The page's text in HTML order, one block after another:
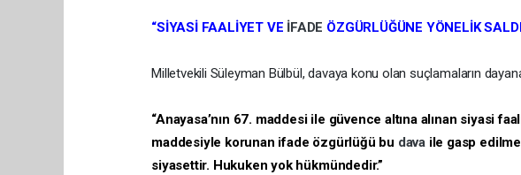
“SİYASİ FAALİYET VE İFADE ÖZGÜRLÜĞÜNE YÖNELİK
Milletvekili Süleyman Bülbül, davaya konu olan suçlamaların
“Anayasa’nın 67. maddesi ile güvence altına alınan siyasi
maddesiyle korunan ifade özgürlüğü bu dava ile gasp
siyasettir. Hukuken yok hükmündedir.”